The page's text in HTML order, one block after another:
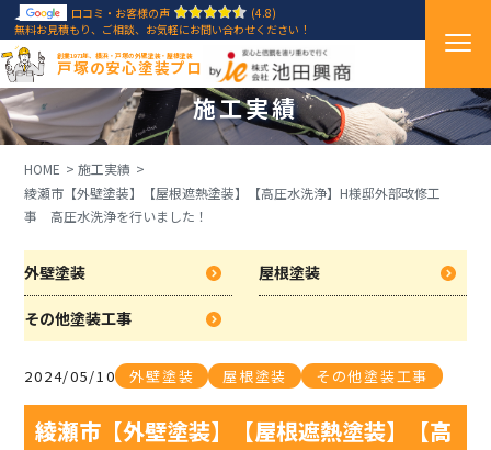
口コミ・お客様の声
(4.8)
無料お見積もり、ご相談、お気軽にお問い合わせください！
創業1971年、横浜・戸塚の外壁塗装・屋根塗装
戸塚の安心塗装プロ
施工実績
HOME
施工実績
綾瀬市【外壁塗装】【屋根遮熱塗装】【高圧水洗浄】H様邸外部改修工
事 高圧水洗浄を行いました！
外壁塗装 屋根塗装
その他塗装工事
2024/05/10 外壁塗装 屋根塗装 その他塗装工事
綾瀬市【外壁塗装】【屋根遮熱塗装】【高